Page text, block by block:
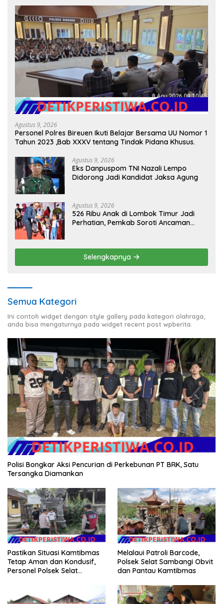
Agustus 9, 2026
Personel Polres Bireuen Ikuti Belajar Bersama UU Nomor 1
Tahun 2023 ,Bab XXXV tentang Tindak Pidana Khusus.
Agustus 9, 2026
Eks Danpuspom TNI Nazali Lempo
Didorong Jadi Kandidat Jaksa Agung
Agustus 9, 2026
526 Ribu Anak di Lombok Timur Jadi
Perhatian, Pemkab Soroti Ancaman
Selengkapnya
Semua Kategori
Ini contoh widget dengan style gallery pada kategori olahraga,
anda bisa mengaturnya pada widget recent post wpberita.
Polisi Bongkar Aksi Pencurian di Perkebunan PT BRK, Satu
Tersangka Diamankan
Pastikan Situasi Kamtibmas
Tetap Aman dan Kondusif,
Personel Polsek Selat
Melalaui Patroli Barcode,
Polsek Selat Sambangi Obvit
dan Pantau Kamtibmas